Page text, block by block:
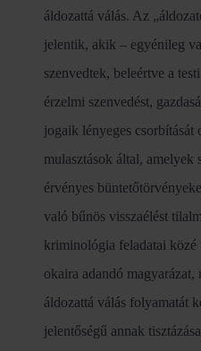
áldozattá válás. Az
jelentik, akik – egyénileg
szenvedtek, beleértve a
érzelmi szenvedést,
jogaik lényeges
mulasztások által, amelyek
érvényes
való bűnös visszaélést
kriminológia feladatai
okaira adandó
áldozattá válás folyamatát
jelentőségű annak